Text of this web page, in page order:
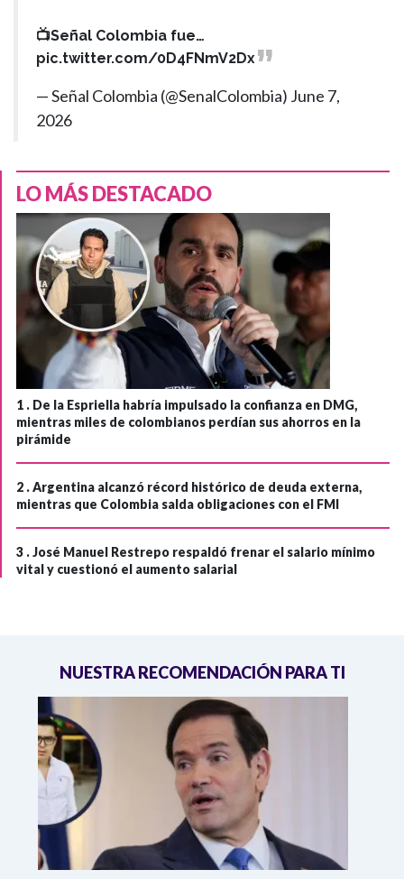
📺Señal Colombia fue…
pic.twitter.com/0D4FNmV2Dx
— Señal Colombia (@SenalColombia) June 7,
2026
LO MÁS DESTACADO
1 . De la Espriella habría impulsado la confianza en DMG,
mientras miles de colombianos perdían sus ahorros en la
pirámide
2 .Argentina alcanzó récord histórico de deuda externa,
mientras que Colombia salda obligaciones con el FMI
3 .José Manuel Restrepo respaldó frenar el salario mínimo
vital y cuestionó el aumento salarial
NUESTRA RECOMENDACIÓN PARA TI